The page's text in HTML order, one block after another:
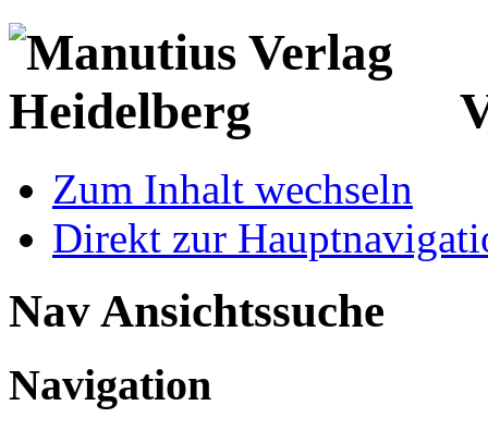
Zum Inhalt wechseln
Direkt zur
Nav Ansichtssuche
Navigation